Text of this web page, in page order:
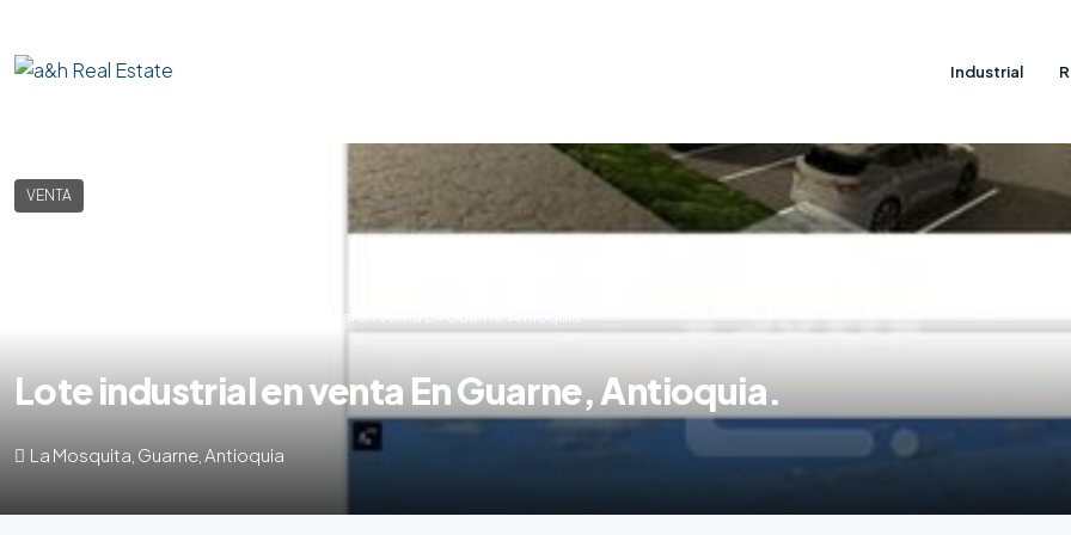
Industrial
VENTA
Lote industrial en venta En Guarne, Antioquia.
Lote industrial en venta En Guarne, Antioquia.
La Mosquita, Guarne, Antioquia